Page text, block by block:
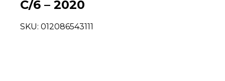
C/6 – 2020
SKU: 012086543111